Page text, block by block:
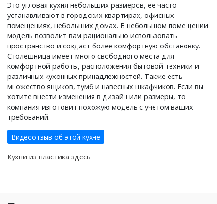
Это угловая кухня небольших размеров, ее часто
устанавливают в городских квартирах, офисных
помещениях, небольших домах. В небольшом помещении
модель позволит вам рационально использовать
пространство и создаст более комфортную обстановку.
Столешница имеет много свободного места для
комфортной работы, расположения бытовой техники и
различных кухонных принадлежностей. Также есть
множество ящиков, тумб и навесных шкафчиков. Если вы
хотите внести изменения в дизайн или размеры, то
компания изготовит похожую модель с учетом ваших
требований.
Видеоотзыв об этой кухне
Кухни из пластика здесь